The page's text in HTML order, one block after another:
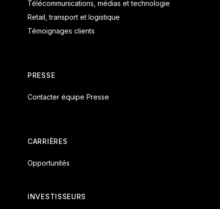
Télécommunications, médias et technologie
Retail, transport et logistique
Témoignages clients
PRESSE
Contacter équipe Presse
CARRIÈRES
Opportunités
INVESTISSEURS